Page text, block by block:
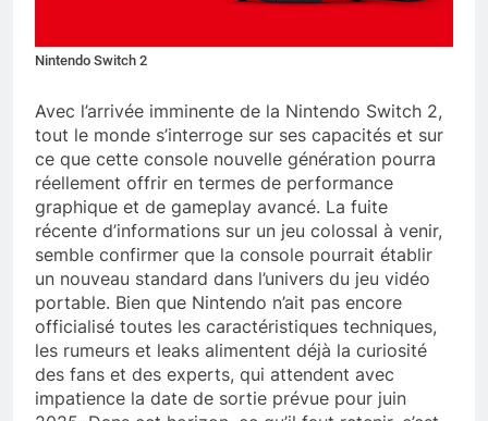
Nintendo Switch 2
Avec l’arrivée imminente de la Nintendo Switch 2,
tout le monde s’interroge sur ses capacités et sur
ce que cette console nouvelle génération pourra
réellement offrir en termes de performance
graphique et de gameplay avancé. La fuite
récente d’informations sur un jeu colossal à venir,
semble confirmer que la console pourrait établir
un nouveau standard dans l’univers du jeu vidéo
portable. Bien que Nintendo n’ait pas encore
officialisé toutes les caractéristiques techniques,
les rumeurs et leaks alimentent déjà la curiosité
des fans et des experts, qui attendent avec
impatience la date de sortie prévue pour juin